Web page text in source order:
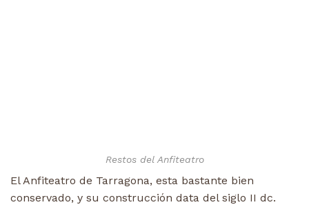
Restos del Anfiteatro
El Anfiteatro de Tarragona, esta bastante bien
conservado, y su construcción data del siglo II dc.